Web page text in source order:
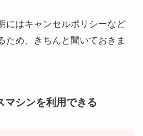
にはキャンセルポリシーなど
ため、きちんと聞いておきま
マシンを利用できる